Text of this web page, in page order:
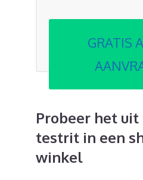
GRATIS
Probeer het
testrit in een
winkel